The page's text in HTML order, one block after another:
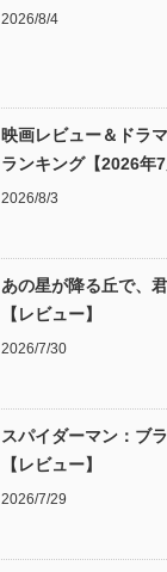
2026/8/4
映画レビュー＆ドラ
ランキング【2026年7
2026/8/3
あの星が降る丘で、
【レビュー】
2026/7/30
スパイダーマン：ブ
【レビュー】
2026/7/29